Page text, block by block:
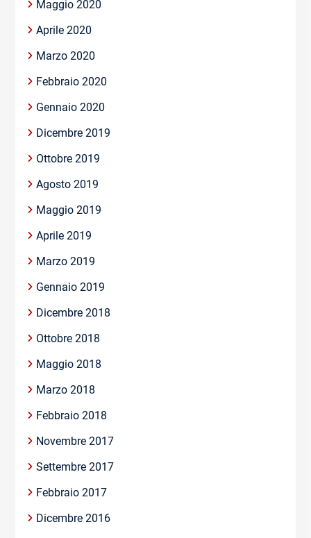
Maggio 2020
Aprile 2020
Marzo 2020
Febbraio 2020
Gennaio 2020
Dicembre 2019
Ottobre 2019
Agosto 2019
Maggio 2019
Aprile 2019
Marzo 2019
Gennaio 2019
Dicembre 2018
Ottobre 2018
Maggio 2018
Marzo 2018
Febbraio 2018
Novembre 2017
Settembre 2017
Febbraio 2017
Dicembre 2016